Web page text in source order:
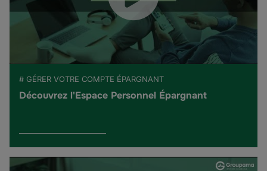
# GÉRER VOTRE COMPTE ÉPARGNANT
Découvrez l'Espace Personnel Épargnant